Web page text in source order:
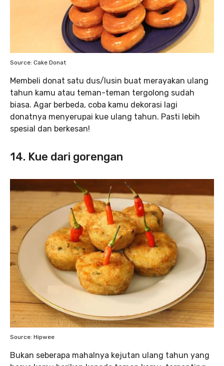
Source: Cake Donat
Membeli donat satu dus/lusin buat merayakan ulang
tahun kamu atau teman-teman tergolong sudah
biasa. Agar berbeda, coba kamu dekorasi lagi
donatnya menyerupai kue ulang tahun. Pasti lebih
spesial dan berkesan!
14. Kue dari gorengan
Source: Hipwee
Bukan seberapa mahalnya kejutan ulang tahun yang